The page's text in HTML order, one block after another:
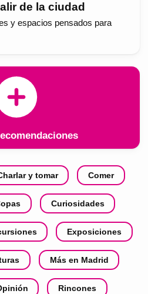
de la ciudad
y espacios pensados para
y tomar Comer
Curiosidades
Exposiciones
Más en Madrid
Rincones